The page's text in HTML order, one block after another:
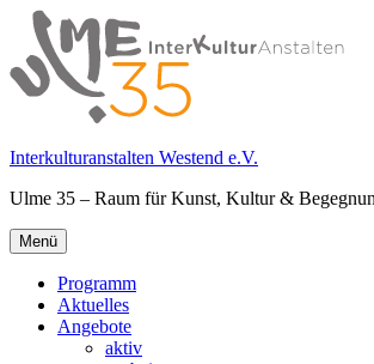
Springe
zum
Inhalt
Interkulturanstalten Westend e.V.
Ulme 35 – Raum für Kunst, Kultur &
Primäres
Menü
Menü
Programm
Aktuelles
Angebote
aktiv